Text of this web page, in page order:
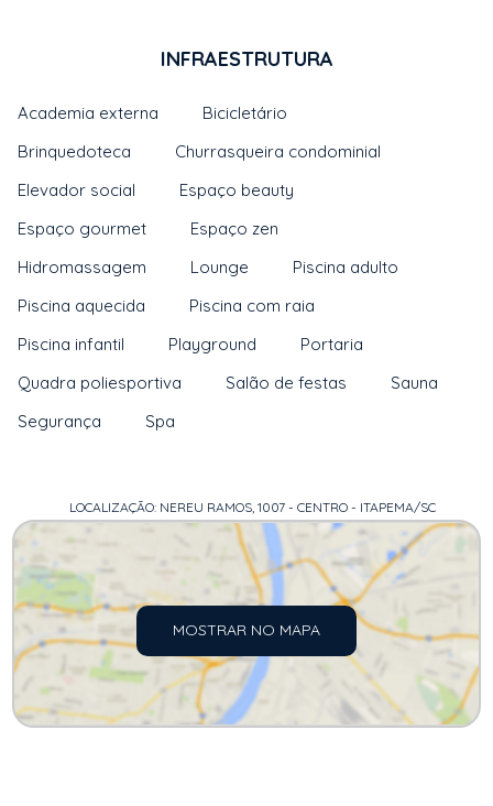
INFRAESTRUTURA
Academia externa
Bicicletário
Brinquedoteca
Churrasqueira condominial
Elevador social
Espaço beauty
Espaço gourmet
Espaço zen
Hidromassagem
Lounge
Piscina adulto
Piscina aquecida
Piscina com raia
Piscina infantil
Playground
Portaria
Quadra poliesportiva
Salão de festas
Sauna
Segurança
Spa
LOCALIZAÇÃO: NEREU RAMOS, 1007 - CENTRO - ITAPEMA/SC
MOSTRAR NO MAPA